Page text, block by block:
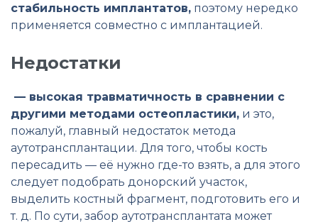
стабильность имплантатов, поэтому нередко
применяется совместно с имплантацией.
Недостатки
— высокая травматичность в сравнении с
другими методами остеопластики, и это,
пожалуй, главный недостаток метода
аутотрансплантации. Для того, чтобы кость
пересадить — её нужно где-то взять, а для этого
следует подобрать донорский участок,
выделить костный фрагмент, подготовить его и
т. д. По сути, забор аутотрансплантата может